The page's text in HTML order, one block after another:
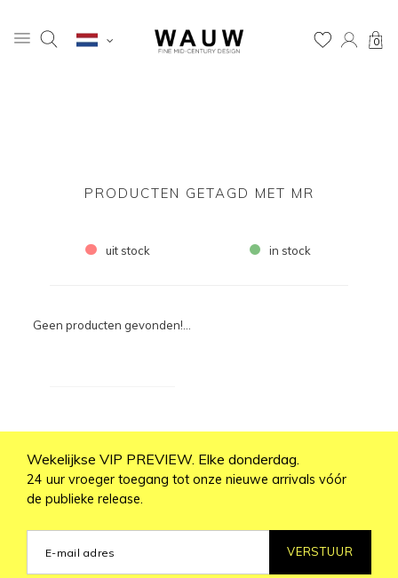
0
PRODUCTEN GETAGD MET MR
uit stock in stock
Geen producten gevonden!...
Wekelijkse VIP PREVIEW. Elke donderdag.
24 uur vroeger toegang tot onze nieuwe arrivals vóór
de publieke release.
VERSTUUR